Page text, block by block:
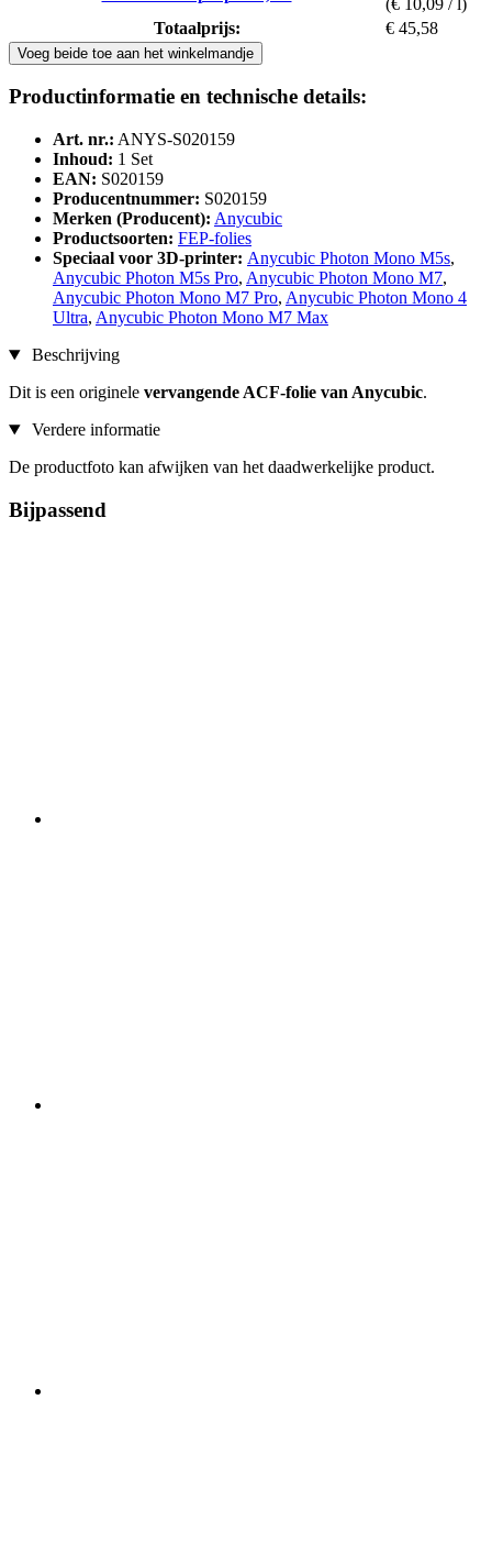
Totaalprijs:
€ 45,58
Voeg beide toe aan het winkelmandje
Productinformatie en technische details:
Art. nr.: ANYS-S020159
Inhoud: 1 Set
EAN: S020159
Producentnummer: S020159
Merken (Producent): Anycubic
Productsoorten: FEP-folies
Speciaal voor 3D-printer: Anycubic Photon Mono M5s,
Anycubic Photon M5s Pro, Anycubic Photon Mono M7,
Anycubic Photon Mono M7 Pro, Anycubic Photon Mono 4
Ultra, Anycubic Photon Mono M7 Max
Beschrijving
Dit is een originele vervangende ACF-folie van Anycubic.
Verdere informatie
De productfoto kan afwijken van het daadwerkelijke product.
Bijpassend